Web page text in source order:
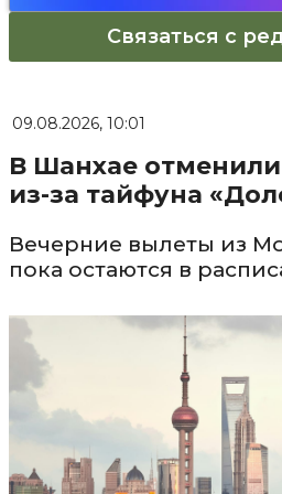
Связаться с
09.08.2026, 10:01
В Шанхае отменили
из-за тайфуна
Вечерние вылеты из
пока остаются в